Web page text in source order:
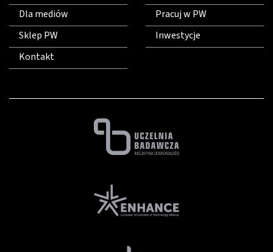
Dla mediów
Sklep PW
Kontakt
Pracuj w PW
Inwestycje